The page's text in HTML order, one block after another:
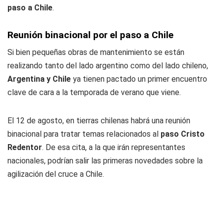
paso a Chile.
Reunión binacional por el paso a Chile
Si bien pequeñas obras de mantenimiento se están
realizando tanto del lado argentino como del lado chileno,
Argentina y Chile ya tienen pactado un primer encuentro
clave de cara a la temporada de verano que viene.
El 12 de agosto, en tierras chilenas habrá una reunión
binacional para tratar temas relacionados al paso Cristo
Redentor. De esa cita, a la que irán representantes
nacionales, podrían salir las primeras novedades sobre la
agilización del cruce a Chile.